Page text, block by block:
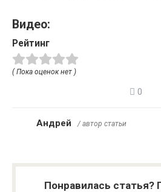
Видео:
Рейтинг
( Пока оценок нет )
0
Андрей / автор статьи
Понравилась статья?